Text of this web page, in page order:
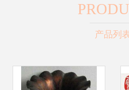
产品列